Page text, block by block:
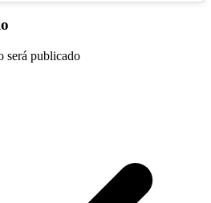
será publicado